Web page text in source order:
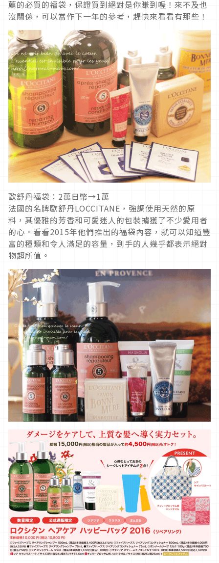
薦的必買的福袋，保證買到絕對是你賺到喔！來不及也
沒關係，可以當作下一年的參考，趕快來看看有那些！
歐舒丹福袋：2萬日幣→1萬
法國的名牌歐舒丹LOCCITANE，強調使用天然的原
料，其優雅的芳香和可愛迷人的包裝擄獲了不少愛用者
的心。看看2015年他們推出的福袋內容，就可以知道豐
富的種類和令人滿足的容量，到手的人幾乎都表示絕對
物超所值。